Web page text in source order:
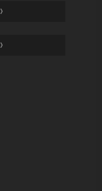
》
》